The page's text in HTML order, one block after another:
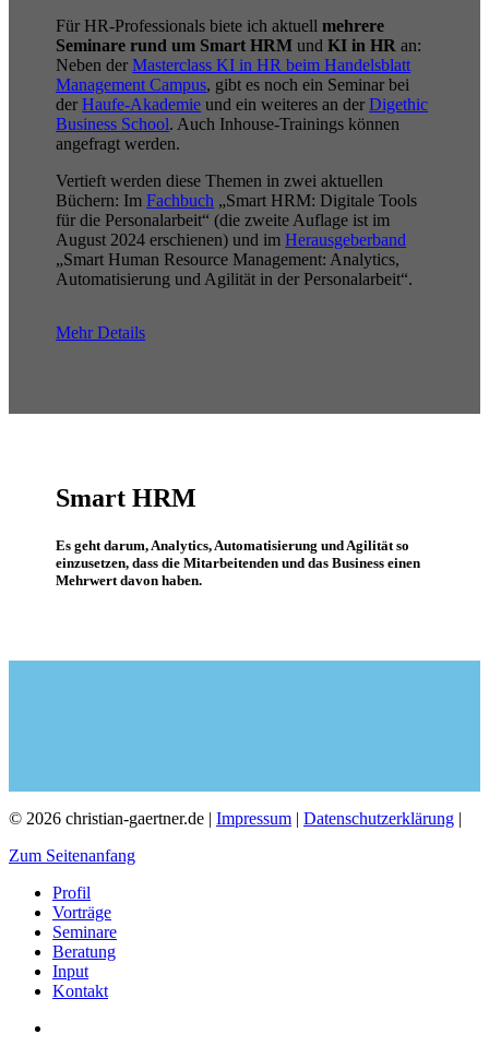
Für HR-Professionals biete ich aktuellmehrere
Seminare rund um Smart HRM undKI in HR an:
Neben derMasterclass KI in HR beim Handelsblatt
Management Campus, gibt es noch ein Seminar bei
derHaufe-Akademie und ein weiteres an derDigethic
Business School. Auch Inhouse-Trainings können
angefragt werden.
Vertieft werden diese Themen in zwei aktuellen
Büchern: ImFachbuch „Smart HRM: Digitale Tools
für die Personalarbeit“ (die zweite Auflage ist im
August 2024 erschienen) und imHerausgeberband
„Smart Human Resource Management: Analytics,
Automatisierung und Agilität in der Personalarbeit“.
Mehr Details
Smart HRM
Es geht darum, Analytics, Automatisierung und Agilität so
einzusetzen, dass die Mitarbeitenden und das Business einen
Mehrwert davon haben.
© 2026 christian-gaertner.de | Impressum | Datenschutzerklärung |
Zum Seitenanfang
Profil
Vorträge
Seminare
Beratung
Input
Kontakt